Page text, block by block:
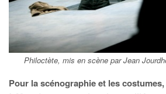
Philoctète, mis en scène par Jean
Pour la scénographie et les